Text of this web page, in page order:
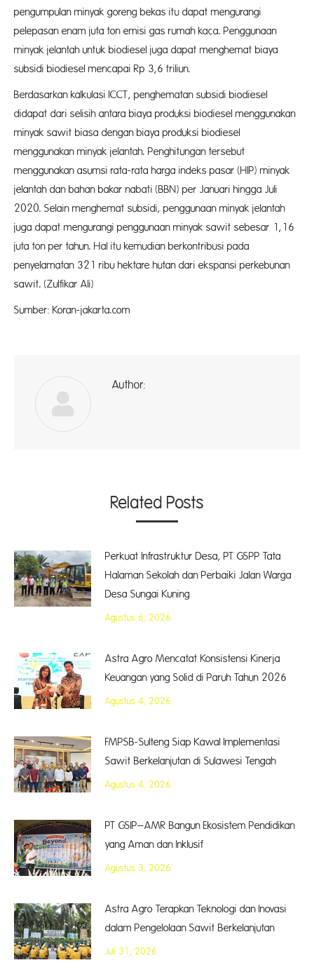
pengumpulan minyak goreng bekas itu dapat mengurangi
pelepasan enam juta ton emisi gas rumah kaca. Penggunaan
minyak jelantah untuk biodiesel juga dapat menghemat biaya
subsidi biodiesel mencapai Rp 3,6 triliun.
Berdasarkan kalkulasi ICCT, penghematan subsidi biodiesel
didapat dari selisih antara biaya produksi biodiesel menggunakan
minyak sawit biasa dengan biaya produksi biodiesel
menggunakan minyak jelantah. Penghitungan tersebut
menggunakan asumsi rata-rata harga indeks pasar (HIP) minyak
jelantah dan bahan bakar nabati (BBN) per Januari hingga Juli
2020. Selain menghemat subsidi, penggunaan minyak jelantah
juga dapat mengurangi penggunaan minyak sawit sebesar 1,16
juta ton per tahun. Hal itu kemudian berkontribusi pada
penyelamatan 321 ribu hektare hutan dari ekspansi perkebunan
sawit. (Zulfikar Ali)
Sumber: Koran-jakarta.com
Author:
Related Posts
Perkuat Infrastruktur Desa, PT GSPP Tata
Halaman Sekolah dan Perbaiki Jalan Warga
Desa Sungai Kuning
Agustus 6, 2026
Astra Agro Mencatat Konsistensi Kinerja
Keuangan yang Solid di Paruh Tahun 2026
Agustus 4, 2026
FMPSB-Sulteng Siap Kawal Implementasi
Sawit Berkelanjutan di Sulawesi Tengah
Agustus 4, 2026
PT GSIP–AMR Bangun Ekosistem Pendidikan
yang Aman dan Inklusif
Agustus 3, 2026
Astra Agro Terapkan Teknologi dan Inovasi
dalam Pengelolaan Sawit Berkelanjutan
Juli 31, 2026